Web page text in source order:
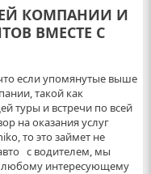
КОМПАНИИ И
ВМЕСТЕ С
если упомянутые выше
такой как
туры и встречи по всей
на оказания услуг
то это займет не
с водителем, мы
любому интересующему